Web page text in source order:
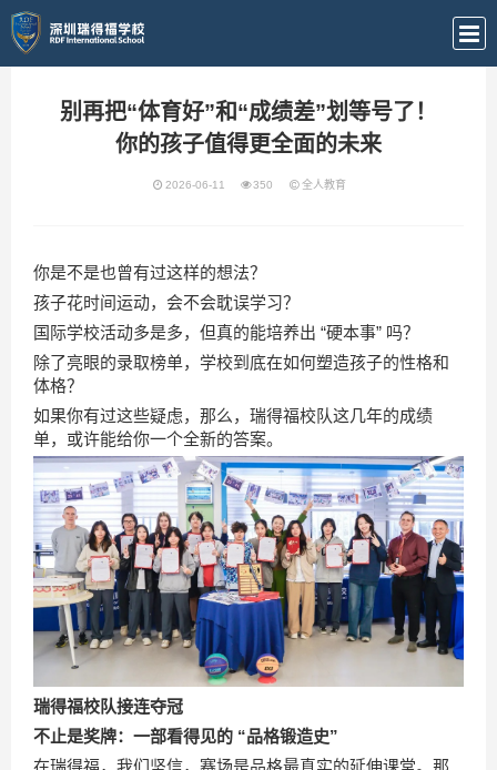
别再把“体育好”和“成绩差”划等号了！
你的孩子值得更全面的未来
2026-06-11 350 全人教育
你是不是也曾有过这样的想法？
孩子花时间运动，会不会耽误学习？
国际学校活动多是多，但真的能培养出 “硬本事” 吗？
除了亮眼的录取榜单，学校到底在如何塑造孩子的性格和
体格？
如果你有过这些疑虑，那么，瑞得福校队这几年的成绩
单，或许能给你一个全新的答案。
瑞得福校队接连夺冠
不止是奖牌：一部看得见的 “品格锻造史”
在瑞得福，我们坚信，赛场是品格最真实的延伸课堂。那